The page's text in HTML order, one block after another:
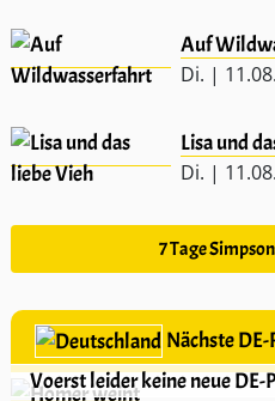
Auf
Di. |
Lisa und
Di. |
7 Tage
Nächste
Voerst leider keine neue DE-